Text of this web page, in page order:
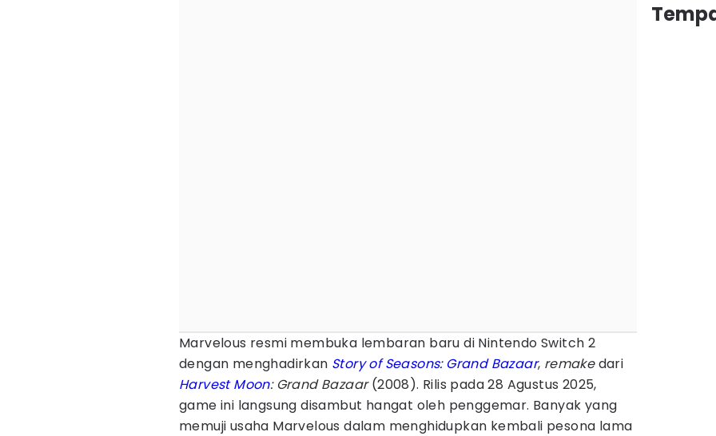
Marvelous resmi membuka lembaran baru di Nintendo Switch 2
dengan menghadirkan Story of Seasons: Grand Bazaar, remakedari
Harvest Moon: Grand Bazaar(2008). Rilis pada 28 Agustus 2025,
game ini langsung disambut hangat oleh penggemar. Banyak yang
memuji usaha Marvelous dalam menghidupkan kembali pesona lama